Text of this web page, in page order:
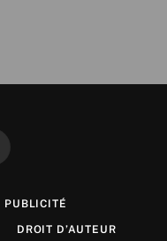
PUBLICITÉ
DROIT D’AUTEUR